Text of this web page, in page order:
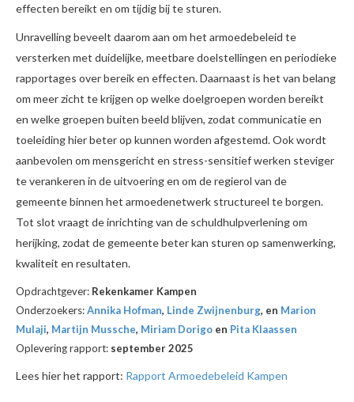
effecten bereikt en om tijdig bij te sturen.
Unravelling beveelt daarom aan om het armoedebeleid te
versterken met duidelijke, meetbare doelstellingen en periodieke
rapportages over bereik en effecten. Daarnaast is het van belang
om meer zicht te krijgen op welke doelgroepen worden bereikt
en welke groepen buiten beeld blijven, zodat communicatie en
toeleiding hier beter op kunnen worden afgestemd. Ook wordt
aanbevolen om mensgericht en stress-sensitief werken steviger
te verankeren in de uitvoering en om de regierol van de
gemeente binnen het armoedenetwerk structureel te borgen.
Tot slot vraagt de inrichting van de schuldhulpverlening om
herijking, zodat de gemeente beter kan sturen op samenwerking,
kwaliteit en resultaten.
Opdrachtgever: Rekenkamer Kampen
Onderzoekers:Annika Hofman, Linde Zwijnenburg, en Marion
Mulaji, Martijn Mussche, Miriam Dorigo en Pita Klaassen
Oplevering rapport: september 2025
Lees hier het rapport: Rapport Armoedebeleid Kampen